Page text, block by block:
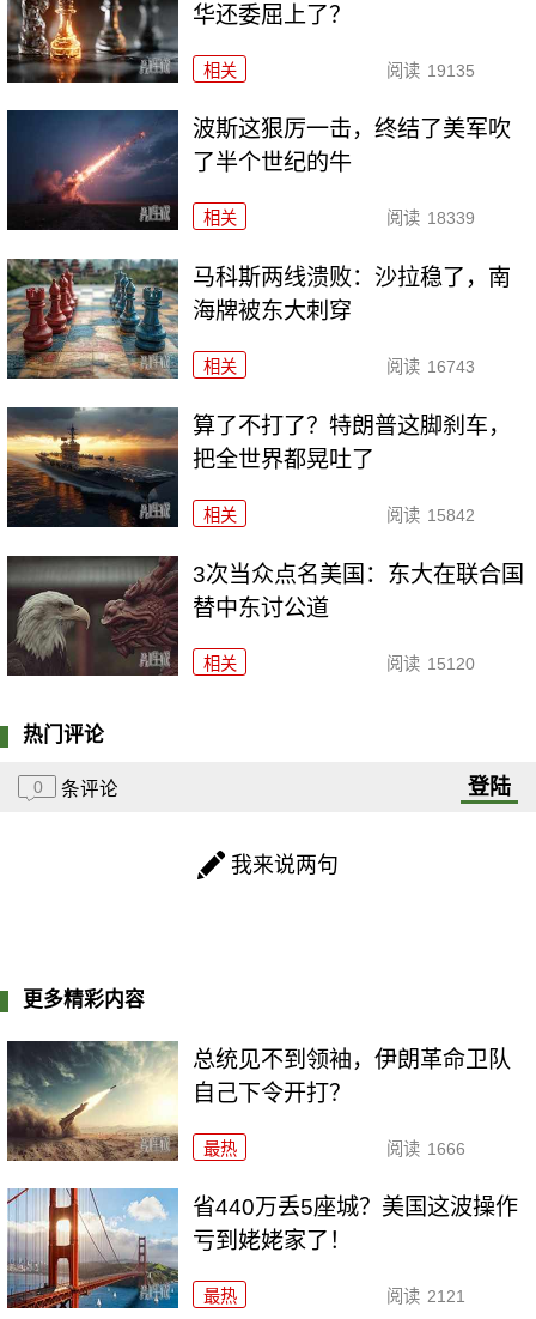
华还委屈上了？
相关 阅读 19135
波斯这狠厉一击，终结了美军吹
了半个世纪的牛
相关 阅读 18339
马科斯两线溃败：沙拉稳了，南
海牌被东大刺穿
相关 阅读 16743
算了不打了？特朗普这脚刹车，
把全世界都晃吐了
相关 阅读 15842
3次当众点名美国：东大在联合国
替中东讨公道
相关 阅读 15120
热门评论
0 条评论 登陆
我来说两句
更多精彩内容
总统见不到领袖，伊朗革命卫队
自己下令开打？
最热 阅读 1666
省440万丢5座城？美国这波操作
亏到姥姥家了！
最热 阅读 2121